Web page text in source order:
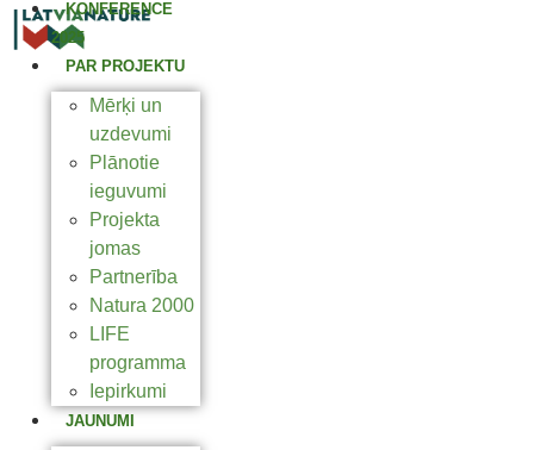
KONFERENCE
2025
PAR PROJEKTU
Mērķi un
uzdevumi
Plānotie
ieguvumi
Projekta
jomas
Partnerība
Natura 2000
LIFE
programma
Iepirkumi
JAUNUMI